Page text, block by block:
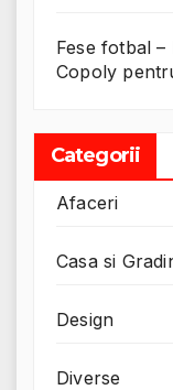
Fese fotbal –
Copoly
Categorii
Afaceri
Casa si
Design
Diverse